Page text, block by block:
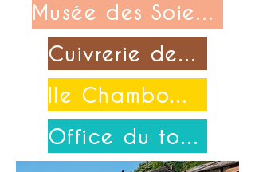
Musée des Soieries Bonnet
Cuivrerie de Cerdon
Ile Chambod-Merpuis
Office du tourisme